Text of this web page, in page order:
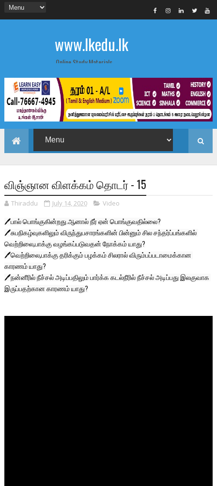
www.lkedu.lk
Online Study Materials
விஞ்ஞான விளக்கம் தொடர் - 15
Thiraddu July 14, 2020 Video
🖊️பால் பொங்குகின்றது.ஆனால் நீர் ஏன் பொங்குவதில்லை?
🖊️சுபநிகழ்வுகளிலும் விருந்துபசாரங்களின் பின்னும் சில சந்தர்ப்பங்களில்
வெற்றிலை,பாக்கு வழங்கப்படுவதன் நோக்கம் யாது?
🖊️வெற்றிலை,பாக்கு தரிக்கும் பழக்கம் சிலரால் விரும்பப்படாமைக்கான
காரணம் யாது?
🖊️நன்னீரில் நீச்சல் அடிப்பதிலும் பார்க்க கடல்நீரில் நீச்சல் அடிப்பது இலகுவாக
இருப்பதற்கான காரணம் யாது?